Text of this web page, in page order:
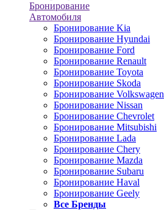
Бронирование
Автомобиля
Бронирование Kia
Бронирование Hyundai
Бронирование Ford
Бронирование Renault
Бронирование Toyota
Бронирование Skoda
Бронирование Volkswagen
Бронирование Nissan
Бронирование Chevrolet
Бронирование Mitsubishi
Бронирование Lada
Бронирование Chery
Бронирование Mazda
Бронирование Subaru
Бронирование Haval
Бронирование Geely
Все Бренды